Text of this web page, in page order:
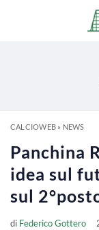
CALCIOWEB» NEWS
Panchina
idea sul
sul
di Federico Gottero